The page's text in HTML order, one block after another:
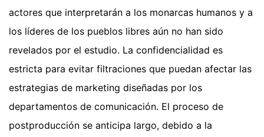
actores que interpretarán a los monarcas humanos y a
los líderes de los pueblos libres aún no han sido
revelados por el estudio. La confidencialidad es
estricta para evitar filtraciones que puedan afectar las
estrategias de marketing diseñadas por los
departamentos de comunicación. El proceso de
postproducción se anticipa largo, debido a la